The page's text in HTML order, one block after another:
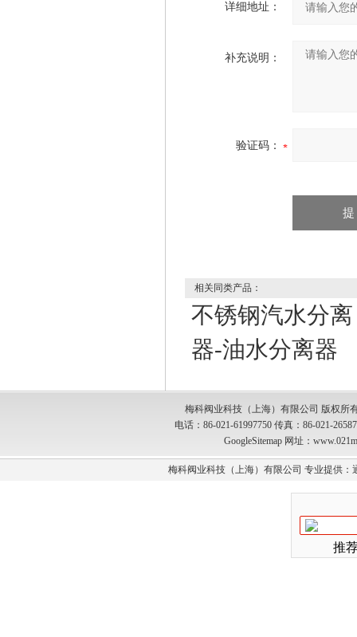
详细地址：
补充说明：
验证码：
相关同类产品：
不锈钢汽水分离
器-油水分离器
梅科阀业科技（上海）有限公司 版权所
电话：86-021-61997750 传真：86-021-
GoogleSitemap 网址：
梅科阀业科技（上海）有限公司 专业提供
推